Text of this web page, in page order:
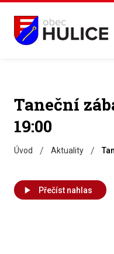
Taneční
19:00
Úvod / Aktuality /
Přečíst nahlas